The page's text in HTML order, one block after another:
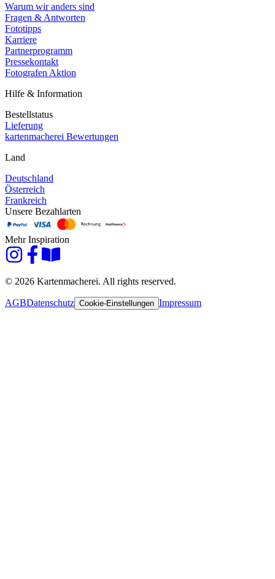
Warum wir anders sind
Fragen & Antworten
Fototipps
Karriere
Partnerprogramm
Pressekontakt
Fotografen Aktion
Hilfe & Information
Bestellstatus
Lieferung
kartenmacherei Bewertungen
Land
Deutschland
Österreich
Frankreich
Unsere Bezahlarten
Mehr Inspiration
© 2026 Kartenmacherei. All rights reserved.
AGBDatenschutz Cookie-Einstellungen Impressum